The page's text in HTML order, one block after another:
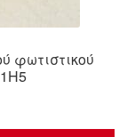
φωτιστικού